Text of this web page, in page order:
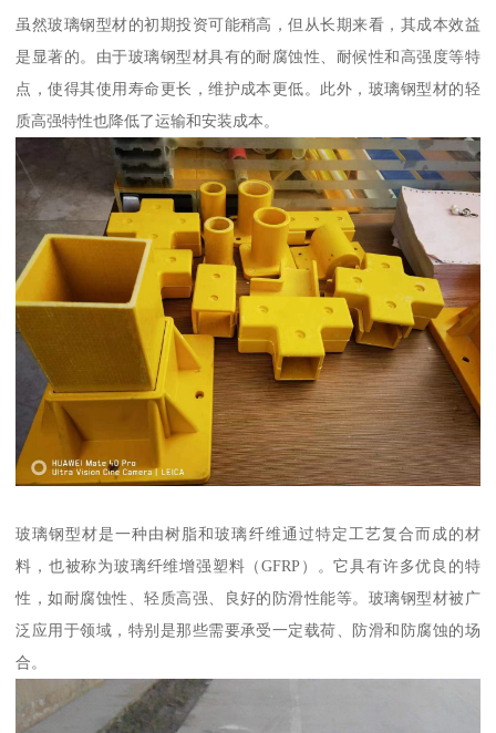
虽然玻璃钢型材的初期投资可能稍高，但从长期来看，其成本效益
是显著的。由于玻璃钢型材具有的耐腐蚀性、耐候性和高强度等特
点，使得其使用寿命更长，维护成本更低。此外，玻璃钢型材的轻
质高强特性也降低了运输和安装成本。
玻璃钢型材是一种由树脂和玻璃纤维通过特定工艺复合而成的材
料，也被称为玻璃纤维增强塑料（GFRP）。它具有许多优良的特
性，如耐腐蚀性、轻质高强、良好的防滑性能等。玻璃钢型材被广
泛应用于领域，特别是那些需要承受一定载荷、防滑和防腐蚀的场
合。